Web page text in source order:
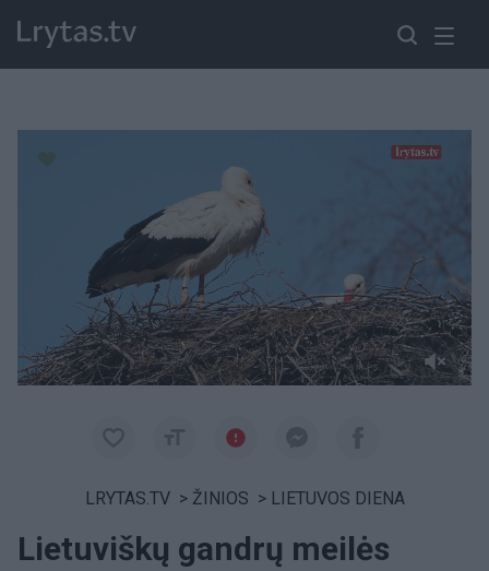
LRYTAS.TV > ŽINIOS > LIETUVOS DIENA
Lietuviškų gandrų meilės